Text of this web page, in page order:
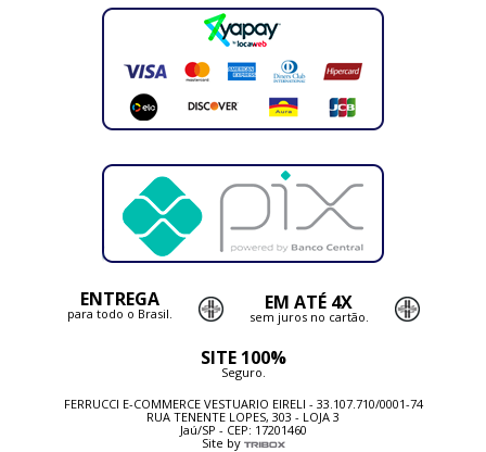
ENTREGA
para todo o Brasil. EM ATÉ 4X
sem juros no cartão.
SITE 100%
Seguro.
FERRUCCI E-COMMERCE VESTUARIO EIRELI - 33.107.710/0001-74
RUA TENENTE LOPES, 303 - LOJA 3
Jaú/SP - CEP: 17201460
Site by